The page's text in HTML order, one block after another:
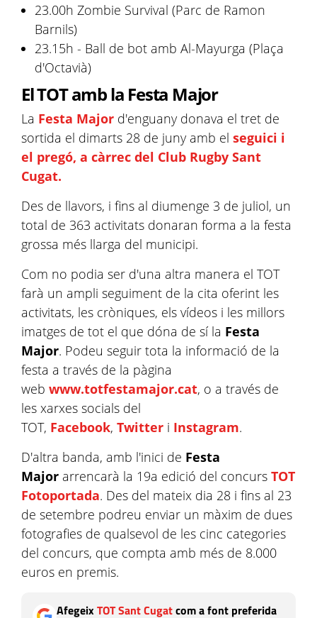
23.00h Zombie Survival (Parc de Ramon
Barnils)
23.15h - Ball de bot amb Al-Mayurga (Plaça
d'Octavià)
El TOT amb la Festa Major
La Festa Major d'enguany donava el tret de
sortida el dimarts 28 de juny amb el seguici i
el pregó, a càrrec del Club Rugby Sant
Cugat.
Des de llavors, i fins al diumenge 3 de juliol, un
total de 363 activitats donaran forma a la festa
grossa més llarga del municipi.
Com no podia ser d'una altra manera el TOT
farà un ampli seguiment de la cita oferint les
activitats, les cròniques, els vídeos i les millors
imatges de tot el que dóna de sí la Festa
Major. Podeu seguir tota la informació de la
festa a través de la pàgina
web www.totfestamajor.cat, o a través de
les xarxes socials del
TOT, Facebook, Twitter i Instagram.
D'altra banda, amb l'inici de Festa
Major arrencarà la 19a edició del concurs TOT
Fotoportada. Des del mateix dia 28 i fins al 23
de setembre podreu enviar un màxim de dues
fotografies de qualsevol de les cinc categories
del concurs, que compta amb més de 8.000
euros en premis.
AfegeixTOT Sant Cugatcom a font preferida